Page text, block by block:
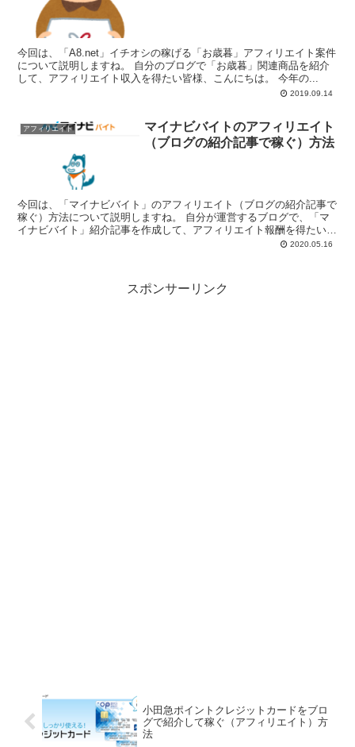
今回は、「A8.net」イチオシの稼げる「お歳暮」アフィリエイト案件
について説明しますね。 自分のブログで「お歳暮」関連商品を紹介
して、アフィリエイト収入を得たい皆様、こんにちは。 今年の...
2019.09.14
アフィリエイト
マイナビバイトのアフィリエイト
（ブログの紹介記事で稼ぐ）方法
今回は、「マイナビバイト」のアフィリエイト（ブログの紹介記事で
稼ぐ）方法について説明しますね。 自分が運営するブログで、「マ
イナビバイト」紹介記事を作成して、アフィリエイト報酬を得たいと
2020.05.16
スポンサーリンク
小田急ポイントクレジットカードをブロ
グで紹介して稼ぐ（アフィリエイト）方
法